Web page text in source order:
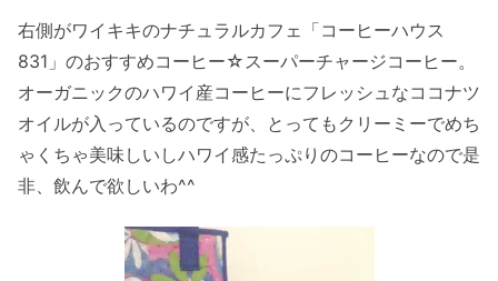
右側がワイキキのナチュラルカフェ「コーヒーハウス
831」のおすすめコーヒー☆スーパーチャージコーヒー。
オーガニックのハワイ産コーヒーにフレッシュなココナツ
オイルが入っているのですが、とってもクリーミーでめち
ゃくちゃ美味しいしハワイ感たっぷりのコーヒーなので是
非、飲んで欲しいわ^^